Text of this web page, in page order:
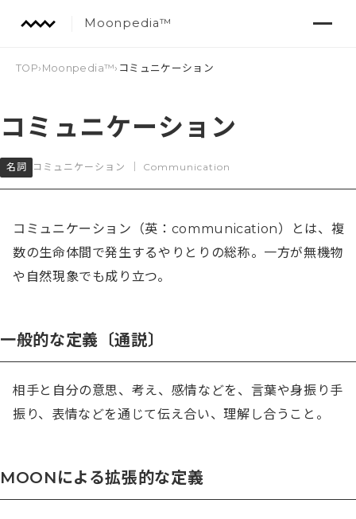
Moonpedia™
TOP› Moonpedia™› コミュニケーション
コミュニケーション
名詞 コミュニケーション Communication
コミュニケーション（英：communication）とは、複
数の生命体間で発生するやりとりの総称。一方が無機物
や自然現象でも成り立つ。
一般的な定義〔通説〕
相手と自分の意思、考え、感情などを、言葉や身振り手
振り、表情などを通じて伝え合い、理解し合うこと。
MOONによる拡張的な定義